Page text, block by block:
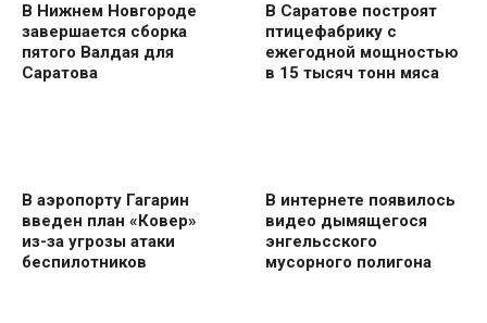
В Нижнем Новгороде
завершается сборка
пятого Валдая для
Саратова
В Саратове построят
птицефабрику с
ежегодной мощностью
в 15 тысяч тонн мяса
В аэропорту Гагарин
введен план «Ковер»
из-за угрозы атаки
беспилотников
В интернете появилось
видео дымящегося
энгельсского
мусорного полигона